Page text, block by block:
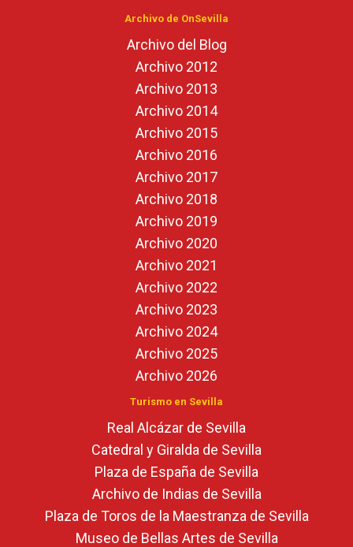
Archivo de OnSevilla
Archivo del Blog
Archivo 2012
Archivo 2013
Archivo 2014
Archivo 2015
Archivo 2016
Archivo 2017
Archivo 2018
Archivo 2019
Archivo 2020
Archivo 2021
Archivo 2022
Archivo 2023
Archivo 2024
Archivo 2025
Archivo 2026
Turismo en Sevilla
Real Alcázar de Sevilla
Catedral y Giralda de Sevilla
Plaza de España de Sevilla
Archivo de Indias de Sevilla
Plaza de Toros de la Maestranza de Sevilla
Museo de Bellas Artes de Sevilla